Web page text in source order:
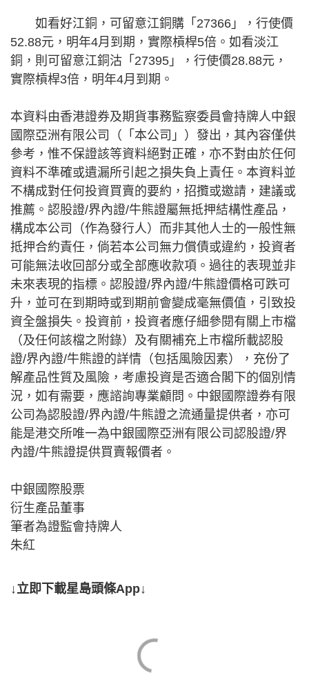
如看好江銅，可留意江銅購「27366」，行使價
52.88元，明年4月到期，實際槓桿5倍。如看淡江
銅，則可留意江銅沽「27395」，行使價28.88元，
實際槓桿3倍，明年4月到期。
本資料由香港證券及期貨事務監察委員會持牌人中銀
國際亞洲有限公司（「本公司」）發出，其內容僅供
參考，惟不保證該等資料絕對正確，亦不對由於任何
資料不準確或遺漏所引起之損失負上責任。本資料並
不構成對任何投資買賣的要約，招攬或邀請，建議或
推薦。認股證/界內證/牛熊證屬無抵押結構性產品，
構成本公司（作為發行人）而非其他人士的一般性無
抵押合約責任，倘若本公司無力償債或違約，投資者
可能無法收回部分或全部應收款項。過往的表現並非
未來表現的指標。認股證/界內證/牛熊證價格可跌可
升，並可在到期時或到期前會變成毫無價值，引致投
資全盤損失。投資前，投資者應仔細參閱有關上市檔
（及任何該檔之附錄）及有關補充上市檔所載認股
證/界內證/牛熊證的詳情（包括風險因素），充份了
解產品性質及風險，考慮投資是否適合閣下的個別情
況，如有需要，應諮詢專業顧問。中銀國際證券有限
公司為認股證/界內證/牛熊證之流通量提供者，亦可
能是港交所唯一為中銀國際亞洲有限公司認股證/界
內證/牛熊證提供買賣報價者。
中銀國際股票
衍生產品董事
筆者為證監會持牌人
朱紅
↓立即下載星島頭條App↓